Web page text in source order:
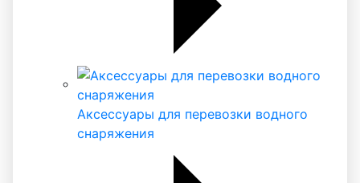
Аксессуары для перевозки водного
снаряжения